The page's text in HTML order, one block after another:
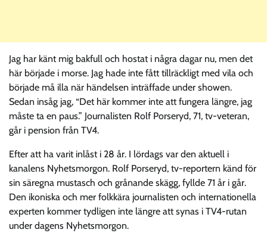
Jag har känt mig bakfull och hostat i några dagar nu, men det
här började i morse. Jag hade inte fått tillräckligt med vila och
började må illa när händelsen inträffade under showen.
Sedan insåg jag, “Det här kommer inte att fungera längre, jag
måste ta en paus.” Journalisten Rolf Porseryd, 71, tv-veteran,
går i pension från TV4.
Efter att ha varit inlåst i 28 år. I lördags var den aktuell i
kanalens Nyhetsmorgon. Rolf Porseryd, tv-reportern känd för
sin säregna mustasch och grånande skägg, fyllde 71 år i går.
Den ikoniska och mer folkkära journalisten och internationella
experten kommer tydligen inte längre att synas i TV4-rutan
under dagens Nyhetsmorgon.